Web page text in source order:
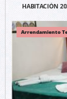
HABITACIÓN
Arrendamiento